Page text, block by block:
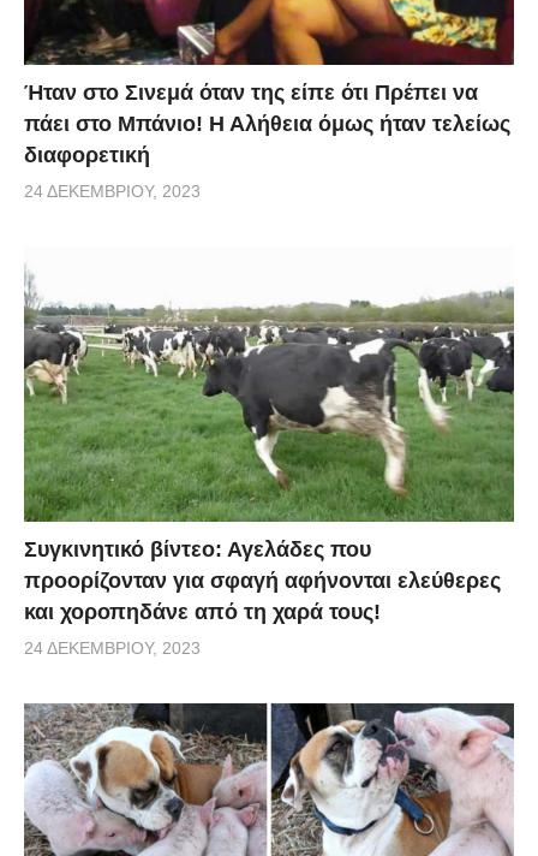
Ήταν στο Σινεμά όταν της είπε ότι Πρέπει να
πάει στο Μπάνιο! Η Αλήθεια όμως ήταν τελείως
διαφορετική
24 ΔΕΚΕΜΒΡΊΟΥ, 2023
Συγκινητικό βίντεο: Αγελάδες που
προορίζονταν για σφαγή αφήνονται ελεύθερες
και χοροπηδάνε από τη χαρά τους!
24 ΔΕΚΕΜΒΡΊΟΥ, 2023